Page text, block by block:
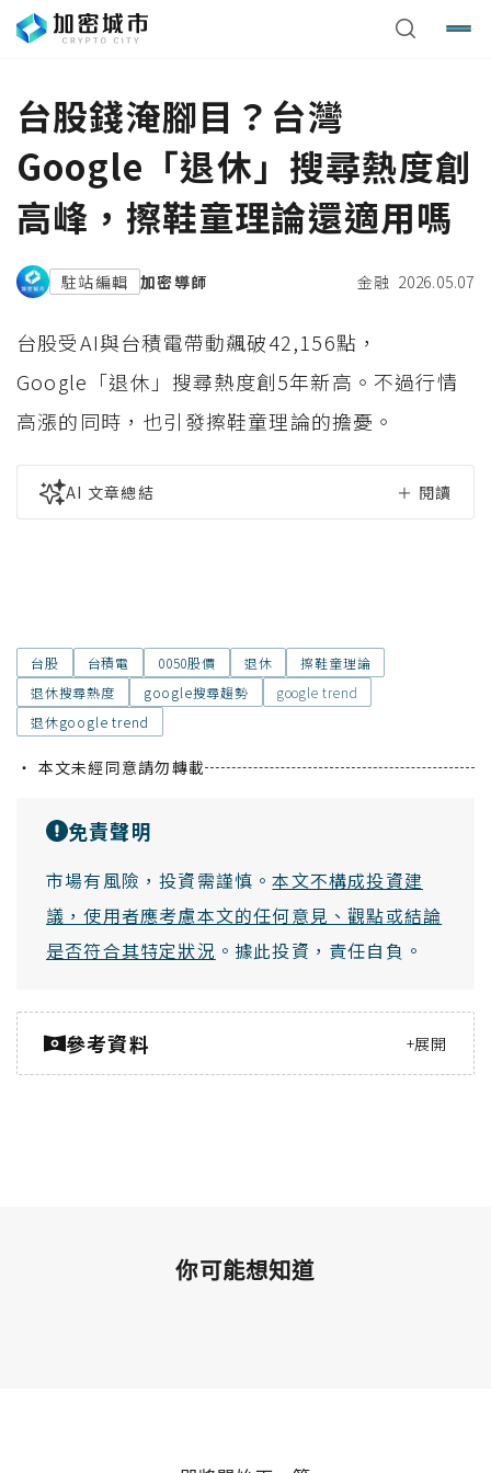
台股錢淹腳目？台灣
Google「退休」搜尋熱度創
高峰，擦鞋童理論還適用嗎
駐站編輯 加密導師 金融 2026.05.07
台股受AI與台積電帶動飆破42,156點，
Google「退休」搜尋熱度創5年新高。不過行情
高漲的同時，也引發擦鞋童理論的擔憂。
AI 文章總結 ＋ 閱讀
台股 台積電 0050股價 退休
擦鞋童理論
退休搜尋熱度
google搜尋趨勢
google trend
退休google trend
・ 本文未經同意請勿轉載
免責聲明
市場有風險，投資需謹慎。本文不構成投資建
議，使用者應考慮本文的任何意見、觀點或結論
是否符合其特定狀況 。據此投資，責任自負。
參考資料 +展開
Japan’s Nikkei 225 tops 62,000 for the first time as
Asia markets look past Trump’s Iran threats
你可能想知道